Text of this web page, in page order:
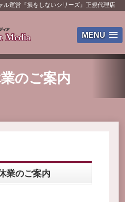
MENU
ル運営『損をしないシリーズ』正規代理店
のご案内
業のご案内